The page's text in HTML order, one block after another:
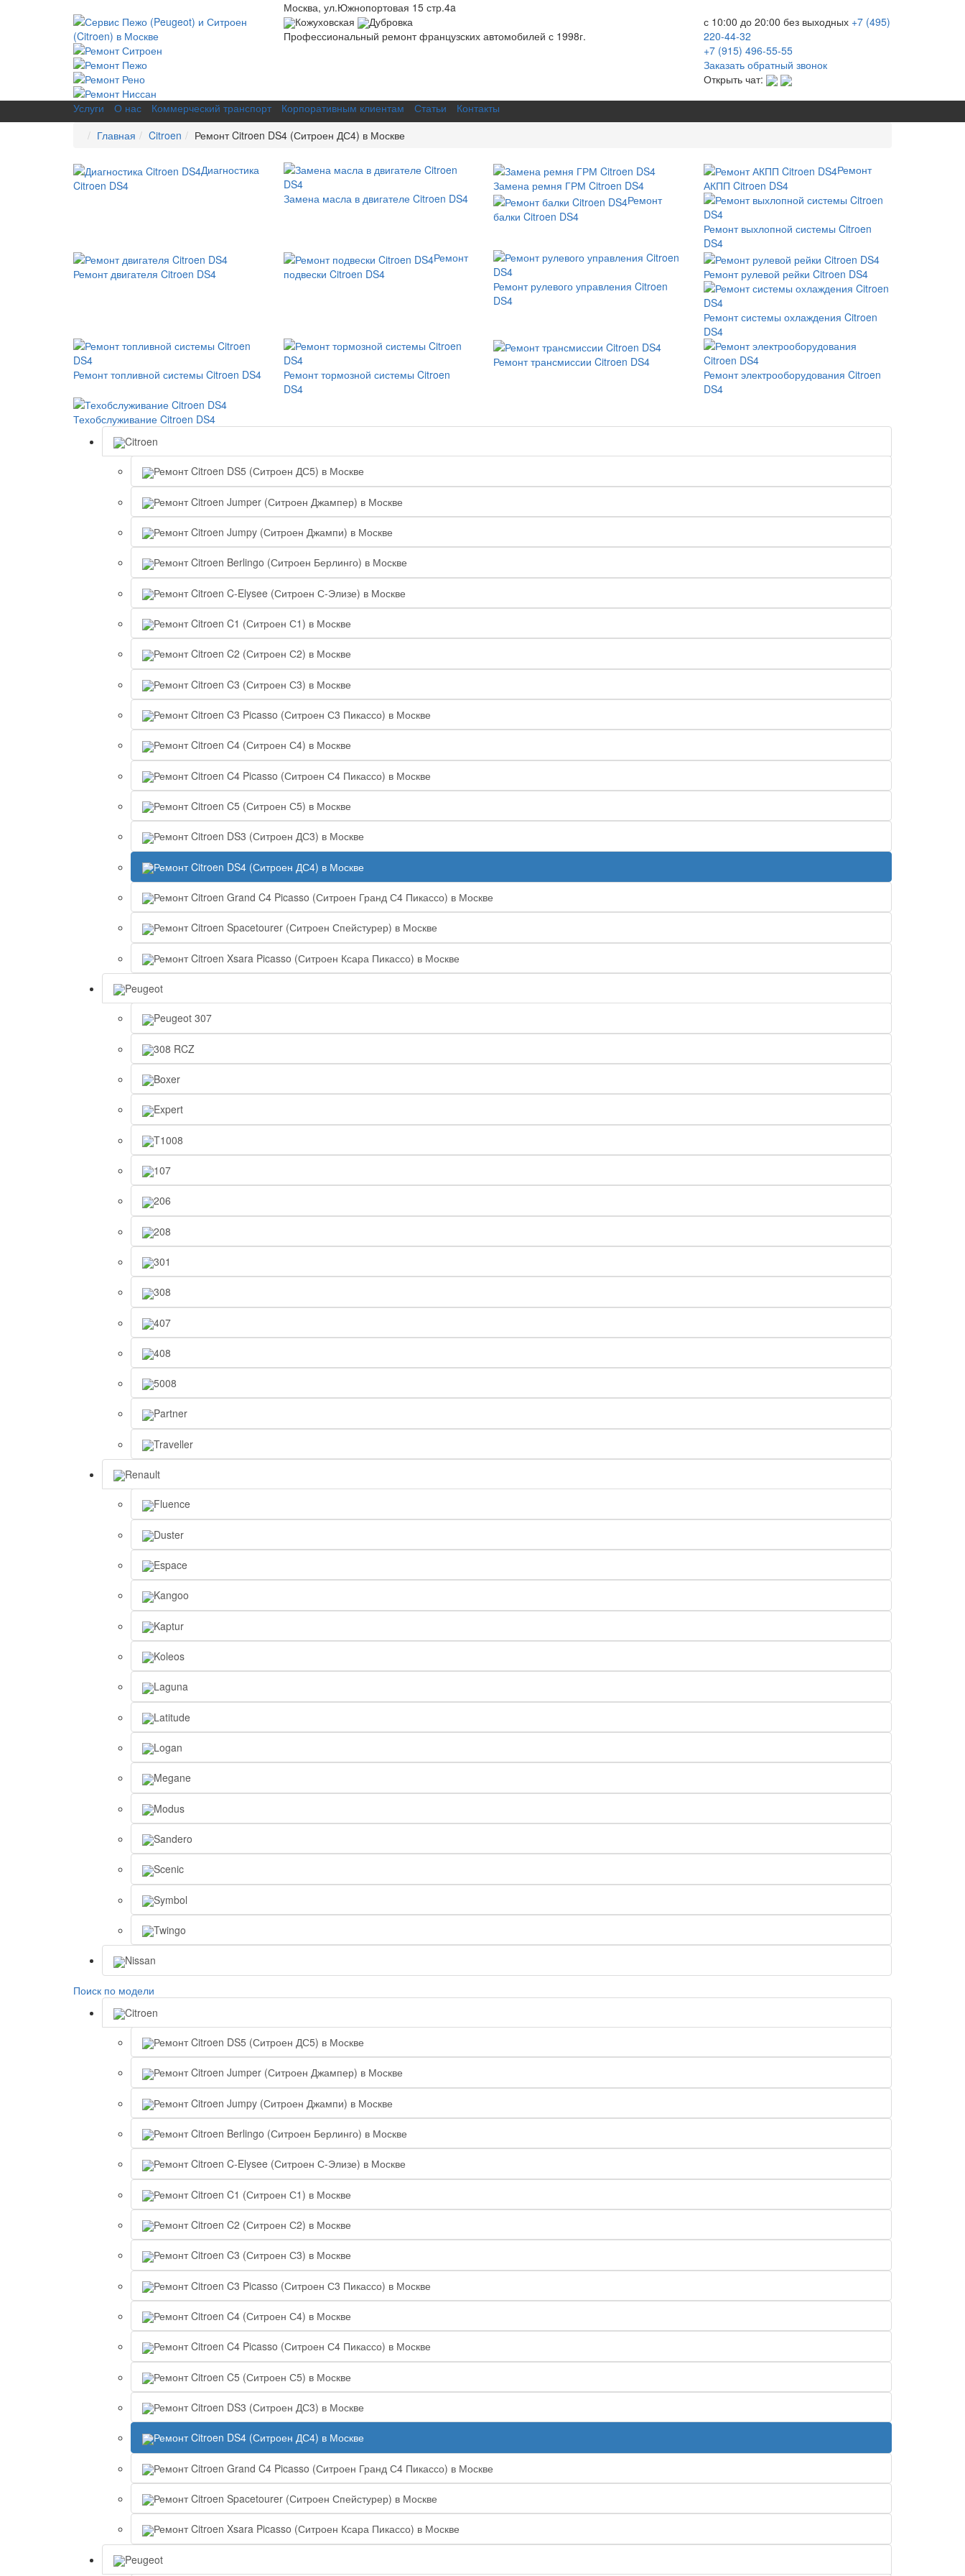
Москва, ул.Южнопортовая 15 стр.4a
Кожуховская
Дубровка
Профессиональный ремонт французских автомобилей с 1998г.
с 10:00 до 20:00 без выходных +7 (495)
220-44-32
+7 (915) 496-55-55
Заказать обратный звонок
Открыть чат:
Услуги
О нас Коммерческий транспорт Корпоративным клиентам Статьи
Контакты
Главная
Citroen Ремонт Citroen DS4 (Ситроен ДС4) в Москве
Диагностика
Citroen DS4
Замена масла в двигателе Citroen DS4
Замена ремня ГРМ Citroen DS4
Ремонт
АКПП Citroen DS4
Ремонт
балки Citroen DS4
Ремонт выхлопной системы Citroen
DS4
Ремонт двигателя Citroen DS4
Ремонт
подвески Citroen DS4
Ремонт рулевого управления Citroen
DS4
Ремонт рулевой рейки Citroen DS4
Ремонт системы охлаждения Citroen
DS4
Ремонт топливной системы Citroen DS4
Ремонт тормозной системы Citroen
DS4
Ремонт трансмиссии Citroen DS4
Ремонт электрооборудования Citroen
DS4
Техобслуживание Citroen DS4
Citroen
Ремонт Citroen DS5 (Ситроен ДС5) в Москве
Ремонт Citroen Jumper (Ситроен Джампер) в Москве
Ремонт Citroen Jumpy (Ситроен Джампи) в Москве
Ремонт Citroen Berlingo (Ситроен Берлинго) в Москве
Ремонт Citroen C-Elysee (Ситроен С-Элизе) в Москве
Ремонт Citroen C1 (Ситроен С1) в Москве
Ремонт Citroen C2 (Ситроен С2) в Москве
Ремонт Citroen C3 (Ситроен С3) в Москве
Ремонт Citroen C3 Picasso (Ситроен С3 Пикассо) в Москве
Ремонт Citroen C4 (Ситроен С4) в Москве
Ремонт Citroen C4 Picasso (Ситроен С4 Пикассо) в Москве
Ремонт Citroen C5 (Ситроен С5) в Москве
Ремонт Citroen DS3 (Ситроен ДС3) в Москве
Ремонт Citroen DS4 (Ситроен ДС4) в Москве
Ремонт Citroen Grand C4 Picasso (Ситроен Гранд С4 Пикассо) в Москве
Ремонт Citroen Spacetourer (Ситроен Спейстурер) в Москве
Ремонт Citroen Xsara Picasso (Ситроен Ксара Пикассо) в Москве
Peugeot
Peugeot 307
308 RCZ
Boxer
Expert
T1008
107
206
208
301
308
407
408
5008
Partner
Traveller
Renault
Fluence
Duster
Espace
Kangoo
Kaptur
Koleos
Laguna
Latitude
Logan
Megane
Modus
Sandero
Scenic
Symbol
Twingo
Nissan
Поиск по модели
Citroen
Ремонт Citroen DS5 (Ситроен ДС5) в Москве
Ремонт Citroen Jumper (Ситроен Джампер) в Москве
Ремонт Citroen Jumpy (Ситроен Джампи) в Москве
Ремонт Citroen Berlingo (Ситроен Берлинго) в Москве
Ремонт Citroen C-Elysee (Ситроен С-Элизе) в Москве
Ремонт Citroen C1 (Ситроен С1) в Москве
Ремонт Citroen C2 (Ситроен С2) в Москве
Ремонт Citroen C3 (Ситроен С3) в Москве
Ремонт Citroen C3 Picasso (Ситроен С3 Пикассо) в Москве
Ремонт Citroen C4 (Ситроен С4) в Москве
Ремонт Citroen C4 Picasso (Ситроен С4 Пикассо) в Москве
Ремонт Citroen C5 (Ситроен С5) в Москве
Ремонт Citroen DS3 (Ситроен ДС3) в Москве
Ремонт Citroen DS4 (Ситроен ДС4) в Москве
Ремонт Citroen Grand C4 Picasso (Ситроен Гранд С4 Пикассо) в Москве
Ремонт Citroen Spacetourer (Ситроен Спейстурер) в Москве
Ремонт Citroen Xsara Picasso (Ситроен Ксара Пикассо) в Москве
Peugeot